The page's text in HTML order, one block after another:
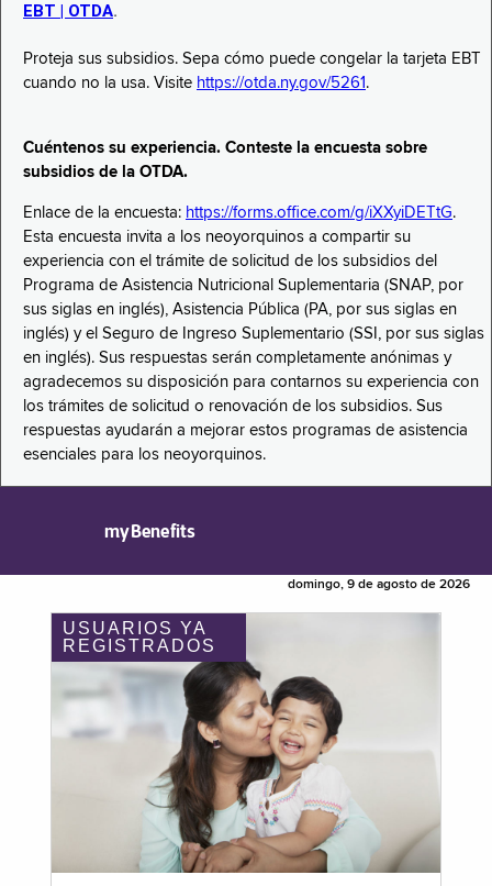
EBT | OTDA.
Proteja sus subsidios. Sepa cómo puede congelar la tarjeta EBT
cuando no la usa. Visite https://otda.ny.gov/5261 .
Cuéntenos su experiencia. Conteste la encuesta sobre
subsidios de la OTDA.
Enlace de la encuesta: https://forms.office.com/g/iXXyiDETtG.
Esta encuesta invita a los neoyorquinos a compartir su
experiencia con el trámite de solicitud de los subsidios del
Programa de Asistencia Nutricional Suplementaria (SNAP, por
sus siglas en inglés), Asistencia Pública (PA, por sus siglas en
inglés) y el Seguro de Ingreso Suplementario (SSI, por sus siglas
en inglés). Sus respuestas serán completamente anónimas y
agradecemos su disposición para contarnos su experiencia con
los trámites de solicitud o renovación de los subsidios. Sus
respuestas ayudarán a mejorar estos programas de asistencia
esenciales para los neoyorquinos.
myBenefits
domingo, 9 de agosto de 2026
USUARIOS YA
REGISTRADOS